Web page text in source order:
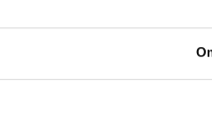
(inkl. moms)